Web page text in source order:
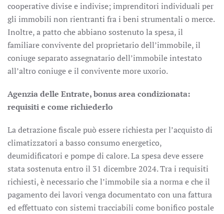
cooperative divise e indivise; imprenditori individuali per
gli immobili non rientranti fra i beni strumentali o merce.
Inoltre, a patto che abbiano sostenuto la spesa, il
familiare convivente del proprietario dell’immobile, il
coniuge separato assegnatario dell’immobile intestato
all’altro coniuge e il convivente more uxorio.
Agenzia delle Entrate, bonus area condizionata:
requisiti e come richiederlo
La detrazione fiscale può essere richiesta per l’acquisto di
climatizzatori a basso consumo energetico,
deumidificatori e pompe di calore. La spesa deve essere
stata sostenuta entro il 31 dicembre 2024. Tra i requisiti
richiesti, è necessario che l’immobile sia a norma e che il
pagamento dei lavori venga documentato con una fattura
ed effettuato con sistemi tracciabili come bonifico postale